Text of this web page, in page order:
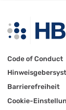
Code of Conduct
Barrierefreiheit
Cookie-